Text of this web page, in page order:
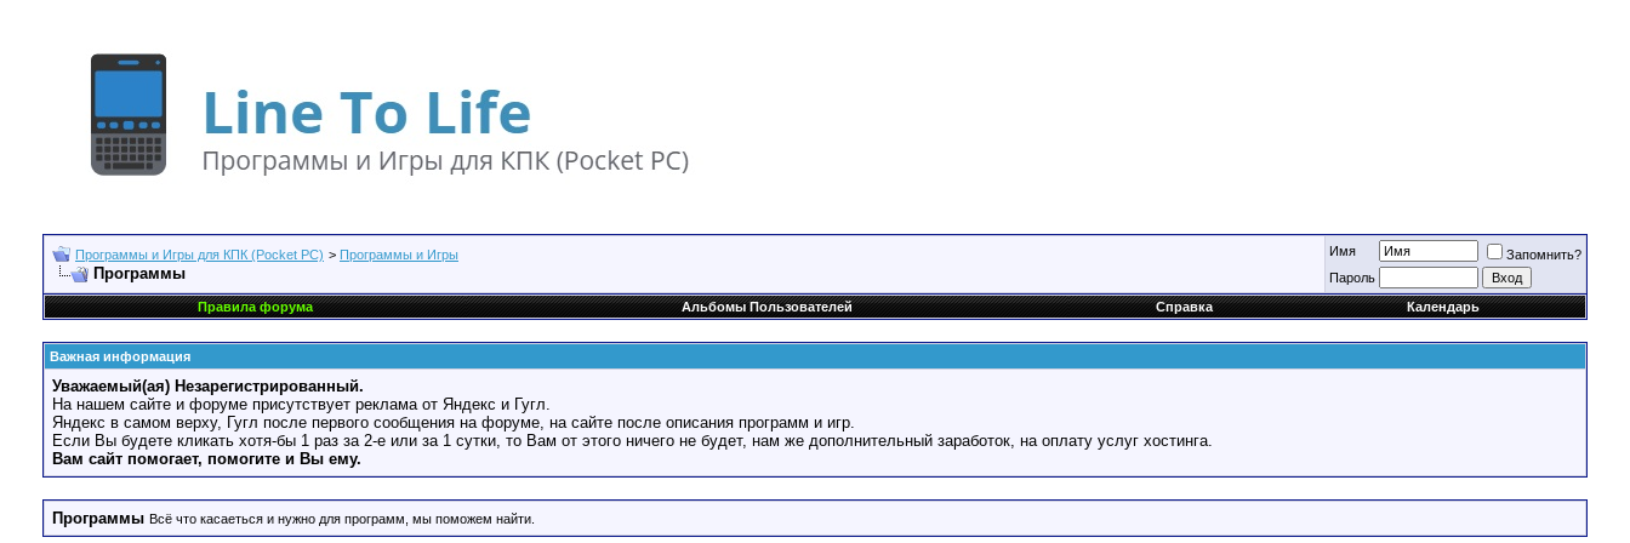
Программы и Игры для КПК (Pocket PC) > Программы и Игры
Программы
Имя
Запомнить?
Пароль
Правила форума
Альбомы Пользователей Справка Календарь
Важная информация
Уважаемый(ая) Незарегистрированный.
На нашем сайте и форуме присутствует реклама от Яндекс и Гугл.
Яндекс в самом верху, Гугл после первого сообщения на форуме, на сайте после описания программ и игр.
Если Вы будете кликать хотя-бы 1 раз за 2-е или за 1 сутки, то Вам от этого ничего не будет, нам же дополнительный заработок, на оплату услуг хостинга.
Вам сайт помогает, помогите и Вы ему.
Программы Всё что касаеться и нужно для программ, мы поможем найти.